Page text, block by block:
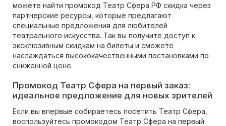
можете найти промокод Театр Сфера РФ скидка через
партнерские ресурсы, которые предлагают
специальные предложения для любителей
театрального искусства. Так вы получите доступ к
эксклюзивным скидкам на билеты и сможете
наслаждаться высококачественными постановками по
сниженной цене.
Промокод Театр Сфера на первый заказ:
идеальное предложение для новых зрителей
Если вы впервые собираетесь посетить Театр Сфера,
воспользуйтесь промокодом Театр Сфера на первый